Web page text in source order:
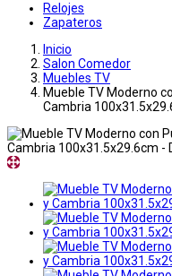
Relojes
Zapateros
Inicio
Salon Comedor
Muebles TV
Mueble TV Moderno
Cambria